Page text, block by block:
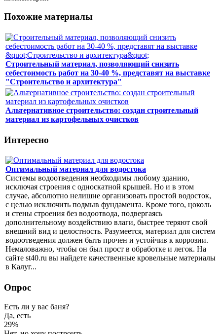
Похожие материалы
Строительный материал, позволяющий снизить
себестоимость работ на 30-40 %, представят на выставке
"Строительство и архитектура"
Альтернативное строительство: создан строительный
материал из картофельных очистков
Интересно
Оптимальный материал для водостока
Системы водоотведения необходимы любому зданию,
исключая строения с односкатной крышей. Но и в этом
случае, абсолютно нелишне организовать простой водосток,
с целью исключить подмыв фундамента. Кроме того, цоколь
и стены строения без водоотвода, подвергаясь
дополнительному воздействию влаги, быстрее теряют свой
внешний вид и целостность. Разумеется, материал для систем
водоотведения должен быть прочен и устойчив к коррозии.
Немаловажно, чтобы он был прост в обработке и легок. На
сайте st40.ru вы найдете качественные кровельные материалы
в Калуг...
Опрос
Есть ли у вас баня?
Да, есть
29%